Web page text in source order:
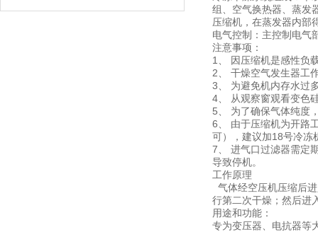
组、空气换热器、蒸发
压缩机，在蒸发器内
电气控制：主控制电气
注意事项：
1、 因压缩机是感性负
2、 干燥空气发生器工
3、 为避免机内存水过
4、 从观察窗观看变色
5、 为了确保气体纯度
6、 由于压缩机为开路
可），建议加18号冷冻
7、 进气口过滤器需定
导致停机。
工作原
气体经空压机压缩后
行第二次干燥；然后进
用途和功能：
专为变压器、电抗器等